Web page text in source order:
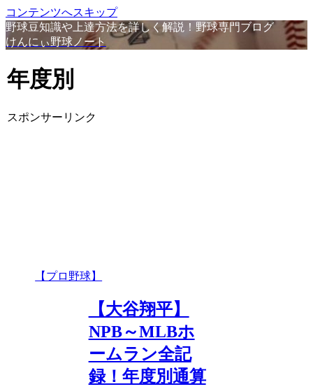
コンテンツへスキップ
野球豆知識や上達方法を詳しく解説！野球専門ブログ
けんにぃ野球ノート
年度別
スポンサーリンク
【プロ野球】
【大谷翔平】
NPB～MLBホ
ームラン全記
録！年度別通算